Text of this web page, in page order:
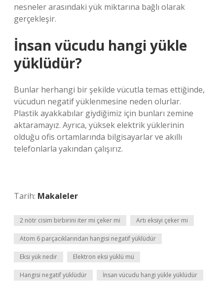
nesneler arasındaki yük miktarına bağlı olarak
gerçekleşir.
İnsan vücudu hangi yükle
yüklüdür?
Bunlar herhangi bir şekilde vücutla temas ettiğinde,
vücudun negatif yüklenmesine neden olurlar.
Plastik ayakkabılar giydiğimiz için bunları zemine
aktaramayız. Ayrıca, yüksek elektrik yüklerinin
olduğu ofis ortamlarında bilgisayarlar ve akıllı
telefonlarla yakından çalışırız.
Tarih: Makaleler
2 nötr cisim birbirini iter mi çeker mi Artı eksiyi çeker mi
Atom 6 parçacıklarından hangisi negatif yüklüdür
Eksi yük nedir Elektron eksi yüklü mü
Hangisi negatif yüklüdür İnsan vücudu hangi yükle yüklüdür